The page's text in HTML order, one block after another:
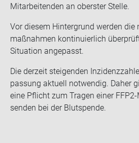
Mit­ar­bei­ten­den an obers­ter Stel­le.
Vor die­sem Hin­ter­grund wer­den
maß­nah­men kon­ti­nu­ier­lich
Si­tua­ti­on an­ge­passt.
Die der­zeit stei­gen­den
pas­sung ak­tu­ell not­wen­dig. Daher
eine Pflicht zum Tra­gen einer
sen­den bei der Blut­spen­de.